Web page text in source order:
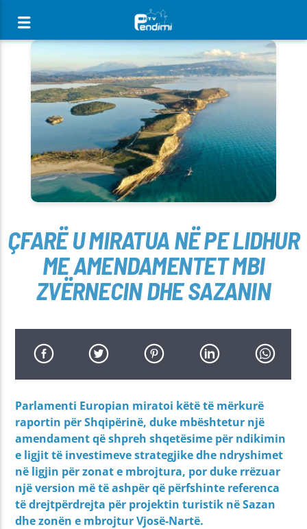
[There are no radio stations in the database]
ÇFARË U MIRATUA NË PE LIDHUR
ME AMENDAMENTET MBI
ZVËRNECIN DHE SAZANIN
Parlamenti Europian miratoi këtë të mërkurë
raportin për Shqipërinë, duke mbështetur një
amendament që shpreh shqetësime për ndikimin
e ligjit të investimeve strategjike dhe ndryshimet
në ligjin për zonat e mbrojtura, por duke rrëzuar
një version më të ashpër që përfshinte referenca
të drejtpërdrejta për projektin turistik në Sazan
dhe zonën e mbrojtur Vjosë-Nartë.